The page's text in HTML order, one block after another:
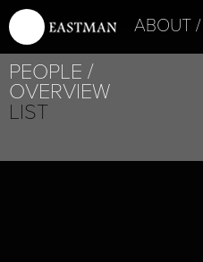
ABOUT
PEOPLE
OVERVIEW
LIST